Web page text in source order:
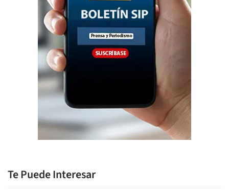
Te Puede Interesar